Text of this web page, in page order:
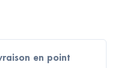
en point